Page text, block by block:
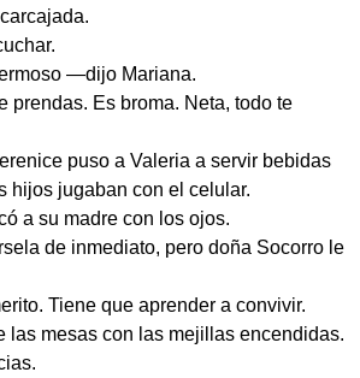
—dijo Mariana.
prendas. Es broma. Neta, todo te
puso a Valeria a servir bebidas
hijos jugaban con el celular.
a su madre con los ojos.
de inmediato, pero doña Socorro le
Tiene que aprender a convivir.
las mesas con las mejillas encendidas.